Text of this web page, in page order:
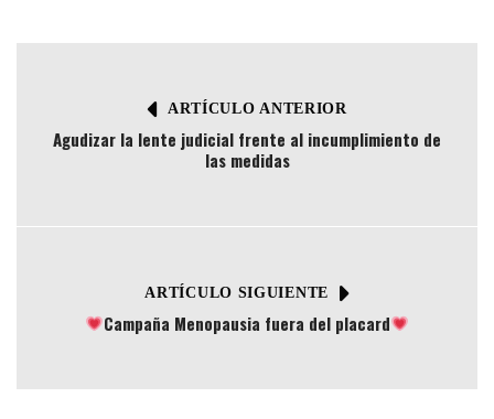
ARTÍCULO ANTERIOR
Agudizar la lente judicial frente al incumplimiento de
las medidas
ARTÍCULO SIGUIENTE
Campaña Menopausia fuera del placard